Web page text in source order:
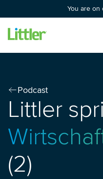
You are on
Podcast
Littler
(2)